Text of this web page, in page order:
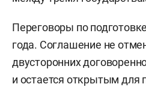
Переговоры по
года. Соглашение не
двусторонних
и остается открытым для